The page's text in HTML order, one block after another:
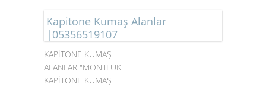
Kapitone Kumaş Alanlar
|05356519107
KAPİTONE KUMAŞ
ALANLAR "MONTLUK
KAPİTONE KUMAŞ